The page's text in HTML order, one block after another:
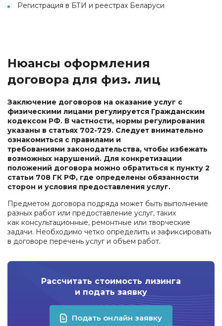
Регистрация в БТИ и реестрах Беларуси
Нюансы оформления
договора для физ. лиц
Заключение договоров на оказание услуг с
физическими лицами регулируется Гражданским
кодексом РФ. В частности, нормы регулирования
указаны в статьях 702-729. Следует внимательно
ознакомиться с правилами и
требованиями законодательства, чтобы избежать
возможных нарушений. Для конкретизации
положений договора можно обратиться к пункту 2
статьи 708 ГК РФ, где определены обязанности
сторон и условия предоставления услуг.
Предметом договора подряда может быть выполнение
разных работ или предоставление услуг, таких
как консультационные, ремонтные или творческие
задачи. Необходимо четко определить и зафиксировать
в договоре перечень услуг и объем работ.
Рассчитать стоимость лизинга
и подать заявку
Подать онлайн заявку